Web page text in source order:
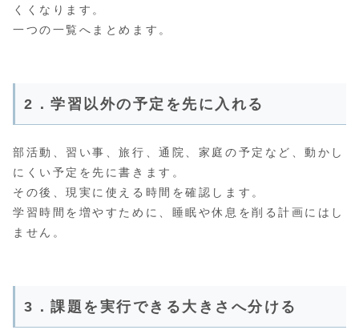
くくなります。
一つの一覧へまとめます。
2．学習以外の予定を先に入れる
部活動、習い事、旅行、通院、家庭の予定など、動かし
にくい予定を先に書きます。
その後、現実に使える時間を確認します。
学習時間を増やすために、睡眠や休息を削る計画にはし
ません。
3．課題を実行できる大きさへ分ける